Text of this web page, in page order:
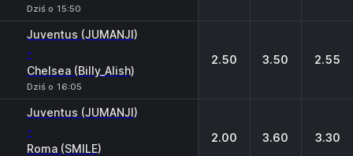
Dziś o 15:50
Juventus (JUMANJI)
-
Chelsea (Billy_Alish)
Dziś o 16:05
2.50 3.50 2.55
Juventus (JUMANJI)
-
Roma (SMILE)
2.00 3.60 3.30